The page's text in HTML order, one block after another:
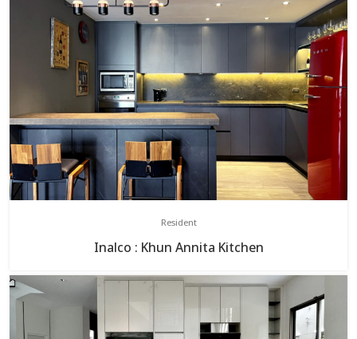
Resident
Inalco : Khun Annita Kitchen